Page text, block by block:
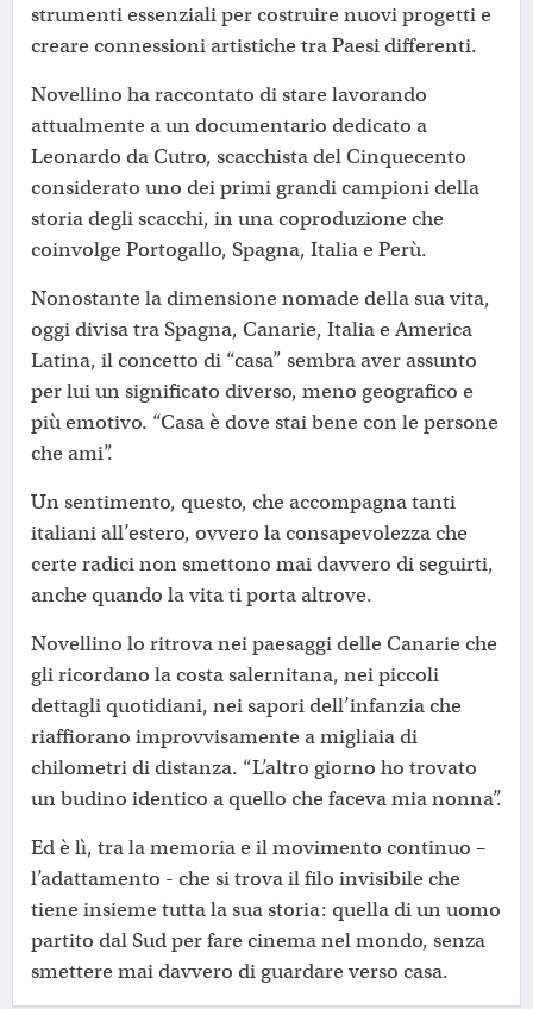
strumenti essenziali per costruire nuovi progetti e
creare connessioni artistiche tra Paesi differenti.
Novellino ha raccontato di stare lavorando
attualmente a un documentario dedicato a
Leonardo da Cutro, scacchista del Cinquecento
considerato uno dei primi grandi campioni della
storia degli scacchi, in una coproduzione che
coinvolge Portogallo, Spagna, Italia e Perù.
Nonostante la dimensione nomade della sua vita,
oggi divisa tra Spagna, Canarie, Italia e America
Latina, il concetto di “casa” sembra aver assunto
per lui un significato diverso, meno geografico e
più emotivo. “Casa è dove stai bene con le persone
che ami”.
Un sentimento, questo, che accompagna tanti
italiani all’estero, ovvero la consapevolezza che
certe radici non smettono mai davvero di seguirti,
anche quando la vita ti porta altrove.
Novellino lo ritrova nei paesaggi delle Canarie che
gli ricordano la costa salernitana, nei piccoli
dettagli quotidiani, nei sapori dell’infanzia che
riaffiorano improvvisamente a migliaia di
chilometri di distanza. “L’altro giorno ho trovato
un budino identico a quello che faceva mia nonna”.
Ed è lì, tra la memoria e il movimento continuo –
l’adattamento - che si trova il filo invisibile che
tiene insieme tutta la sua storia: quella di un uomo
partito dal Sud per fare cinema nel mondo, senza
smettere mai davvero di guardare verso casa.